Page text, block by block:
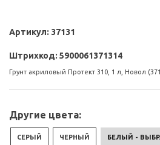
Артикул: 37131
Штрихкод: 5900061371314
Грунт акриловый Протект 310, 1 л, Новол
Другие цвета:
СЕРЫЙ ЧЕРНЫЙ БЕЛЫЙ -